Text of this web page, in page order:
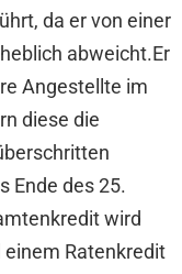
da er von einer
abweicht.Er
Angestellte im
diese die
Ende des 25.
wird
Ratenkredit